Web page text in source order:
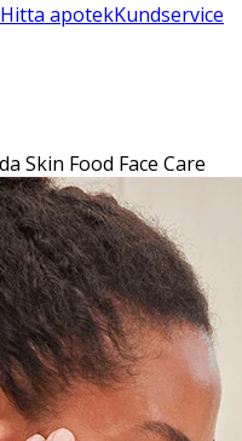
Hitta apotekKundservice
Skin Food Face Care